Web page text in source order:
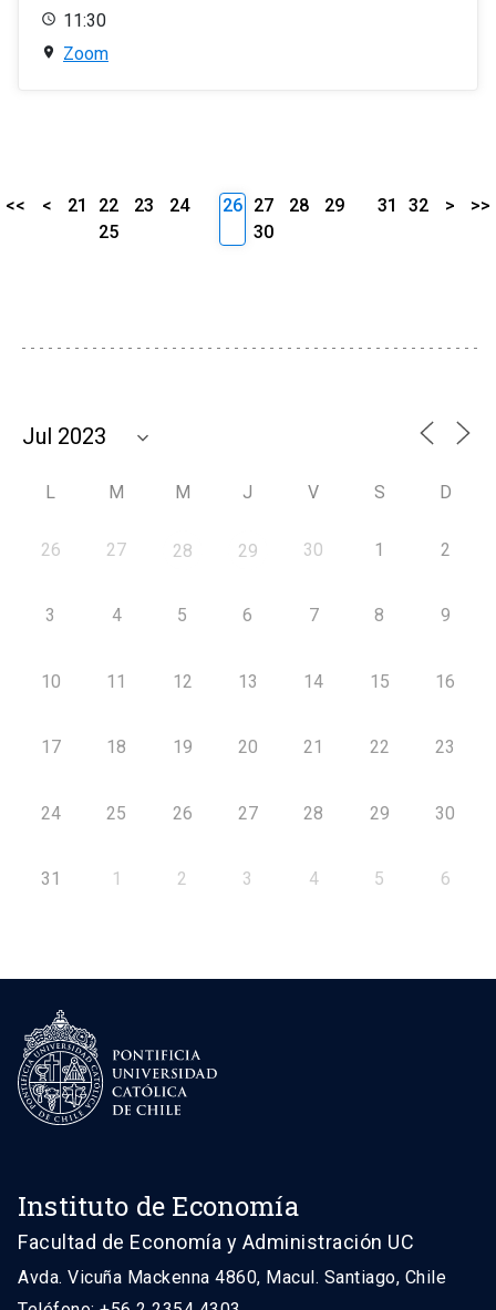
11:30
Zoom
<< < 21 22 23
24
25
26 27 28
29
30
31 32 > >>
L M M J V S D
26 27 28 29 30 1 2
3 4 5 6 7 8 9
10 11 12 13 14 15 16
17 18 19 20 21 22 23
24 25 26 27 28 29 30
31 1 2 3 4 5 6
Instituto de Economía
Facultad de Economía y Administración UC
Avda. Vicuña Mackenna 4860, Macul. Santiago, Chile